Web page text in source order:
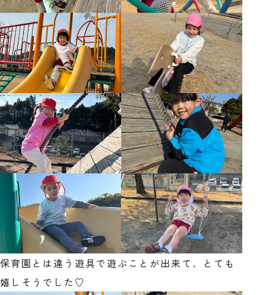
保育園とは違う遊具で遊ぶことが出来て、とても
嬉しそうでした♡